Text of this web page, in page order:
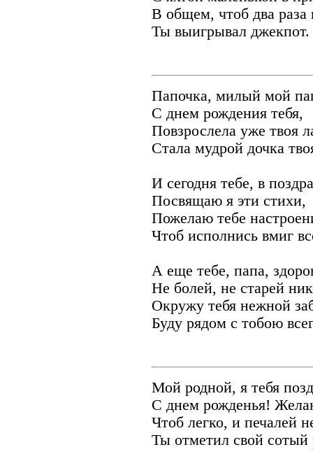
В общем, чтоб два раза
Ты выигрывал джекпот.
Папочка, милый мой
С днем рождения тебя,
Повзрослела уже твоя
Стала мудрой дочка
И сегодня тебе, в
Посвящаю я эти стихи,
Пожелаю тебе
Чтоб исполнись вмиг
А еще тебе, папа,
Не болей, не старей
Окружу тебя нежной
Буду рядом с тобою
Мой родной, я тебя
С днем рожденья!
Чтоб легко, и печалей
Ты отметил свой